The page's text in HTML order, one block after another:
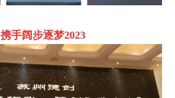
携手阔步逐梦2023